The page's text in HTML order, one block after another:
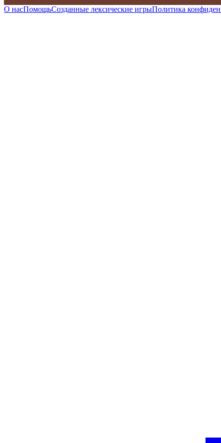
О насПомощьСозданные лексические игрыПолитика